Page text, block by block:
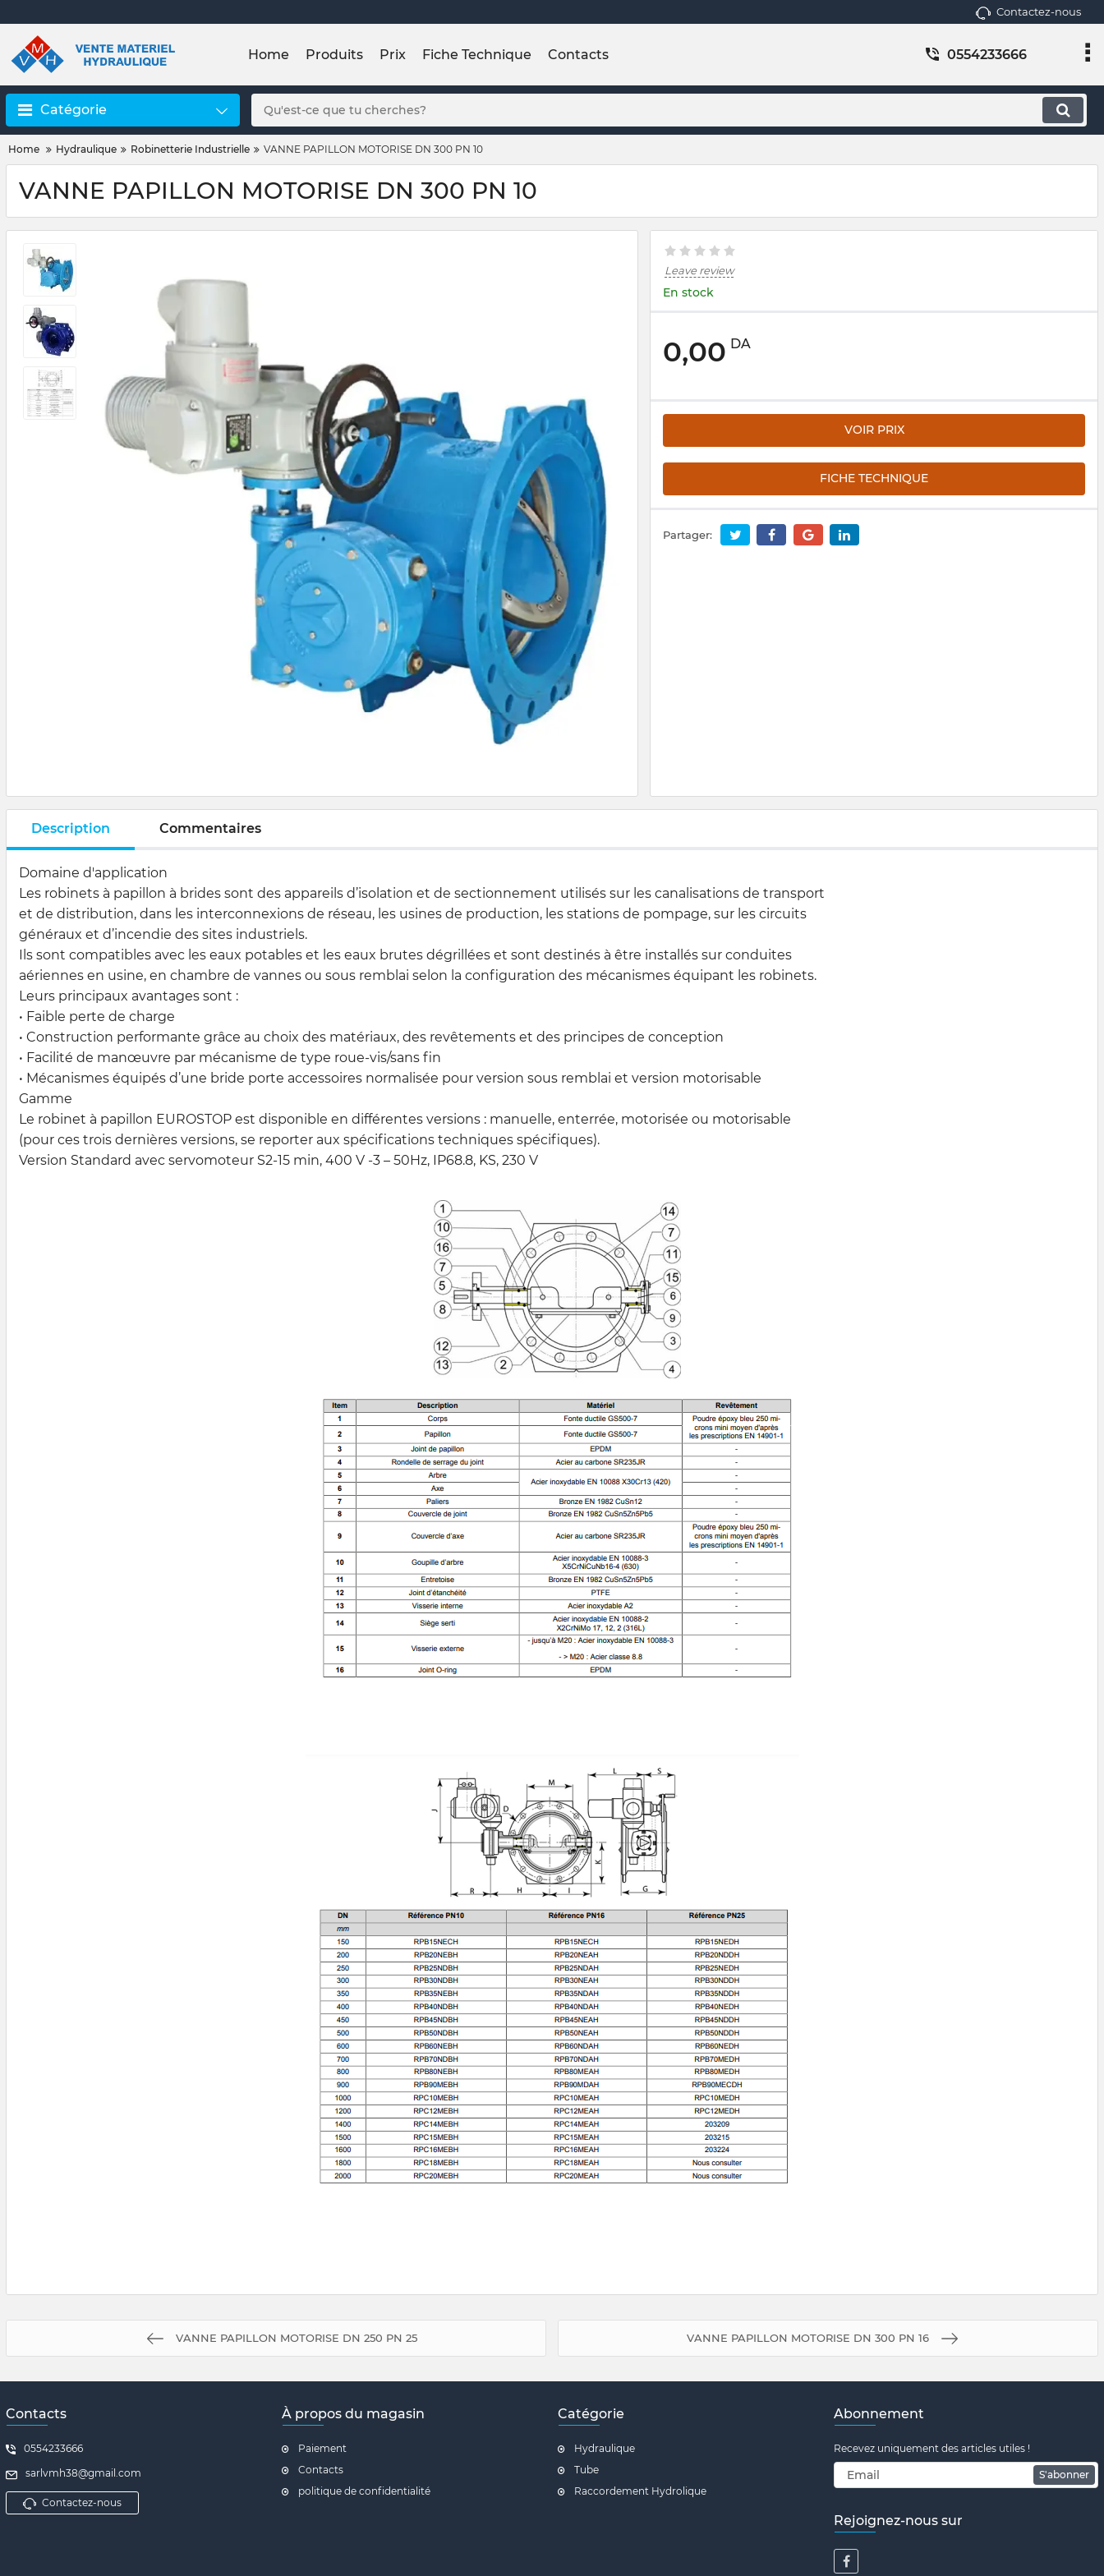
Contactez-nous
Home Produits Prix Fiche Technique Contacts 0554233666
Catégorie
Home Hydraulique Robinetterie Industrielle VANNE PAPILLON MOTORISE DN 300 PN 10
VANNE PAPILLON MOTORISE DN 300 PN 10
Leave review
En stock
0,00 DA
VOIR PRIX
FICHE TECHNIQUE
Partager:
Description Commentaires
Domaine d'application
Les robinets à papillon à brides sont des appareils d’isolation et de sectionnement utilisés sur les canalisations de transport
et de distribution, dans les interconnexions de réseau, les usines de production, les stations de pompage, sur les circuits
généraux et d’incendie des sites industriels.
Ils sont compatibles avec les eaux potables et les eaux brutes dégrillées et sont destinés à être installés sur conduites
aériennes en usine, en chambre de vannes ou sous remblai selon la configuration des mécanismes équipant les robinets.
Leurs principaux avantages sont :
• Faible perte de charge
• Construction performante grâce au choix des matériaux, des revêtements et des principes de conception
• Facilité de manœuvre par mécanisme de type roue-vis/sans fin
• Mécanismes équipés d’une bride porte accessoires normalisée pour version sous remblai et version motorisable
Gamme
Le robinet à papillon EUROSTOP est disponible en différentes versions : manuelle, enterrée, motorisée ou motorisable
(pour ces trois dernières versions, se reporter aux spécifications techniques spécifiques).
Version Standard avec servomoteur S2-15 min, 400 V -3 – 50Hz, IP68.8, KS, 230 V
VANNE PAPILLON MOTORISE DN 250 PN 25 VANNE PAPILLON MOTORISE DN 300 PN 16
Contacts
0554233666
sarlvmh38@gmail.com
Contactez-nous
À propos du magasin
Paiement
Contacts
politique de confidentialité
Catégorie
Hydraulique
Tube
Raccordement Hydrolique
Abonnement
Recevez uniquement des articles utiles !
S'abonner
Rejoignez-nous sur